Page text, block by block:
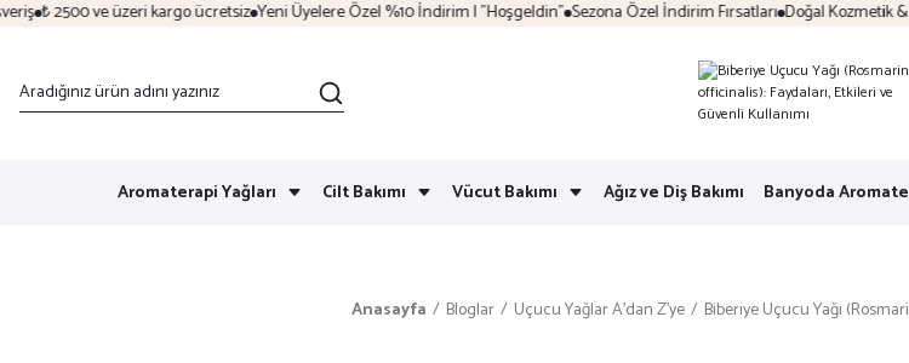
ve üzeri kargo ücretsiz Yeni Üyelere Özel %10 İndirim | "Hoşgeldin" Sezona Özel İndirim Fırsatları Doğal Kozmetik &
Aromaterapi Yağları Cilt Bakımı Vücut Bakımı Ağız ve Diş Bakımı Banyoda
Anasayfa Bloglar Uçucu Yağlar A’dan Z’ye Biberiye Uçucu Yağı